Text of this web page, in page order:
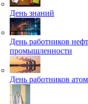
День знаний
День работников
промышленности
День работников